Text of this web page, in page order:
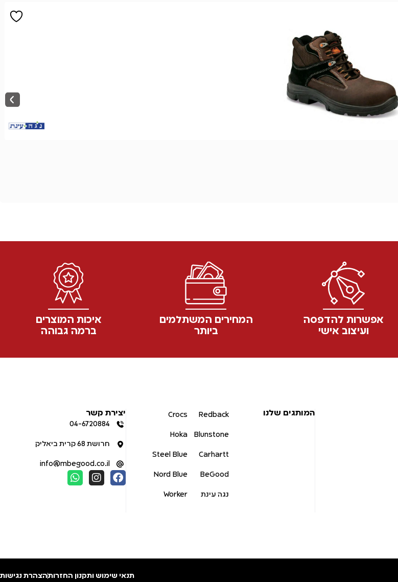
אפשרות להדפסה
ועיצוב אישי
המחירים המשתלמים
ביותר
איכות המוצרים
ברמה גבוהה
המותגים שלנו Redback
Blunstone
Carhartt
BeGood
נגה עינת
Crocs
Hoka
Steel Blue
Nord Blue
Worker
יצירת קשר
04-6720884
חרושת 68 קרית ביאליק
info@mbegood.co.il
תנאי שימוש ותקנון החזרותהצהרת נגישות